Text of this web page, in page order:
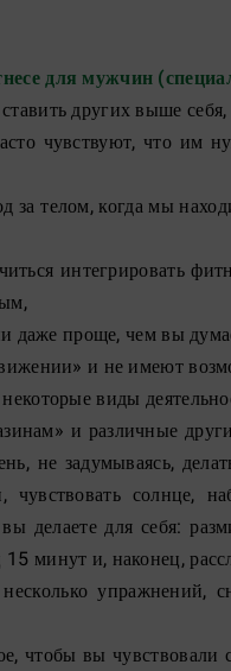
для мужчин
других выше себя,
чувствуют, что им
за телом, когда мы
интегрировать
даже проще, чем вы
и не имеют
виды
и различные
не задумываясь,
чувствовать
делаете для себя:
минут и, наконец,
упражнений,
чтобы вы